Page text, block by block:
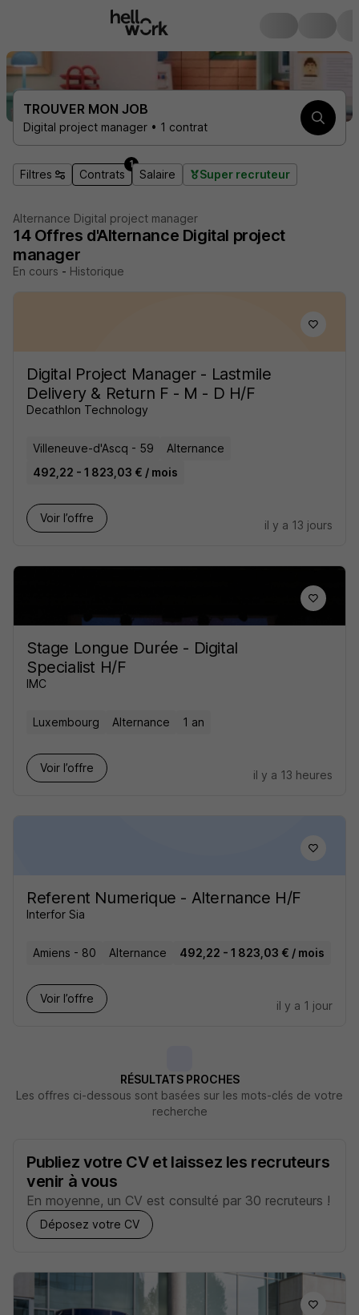
TROUVER MON JOB
Digital project manager • 1 contrat
Filtres Contrats
1
Salaire Super recruteur
Alternance Digital project manager
14 Offres d'Alternance Digital project
manager
En cours - Historique
Digital Project Manager - Lastmile
Delivery & Return F - M - D H/F
Decathlon Technology
Villeneuve-d'Ascq - 59
Alternance
492,22 - 1 823,03 € / mois
Voir l’offre
il y a 13 jours
Stage Longue Durée - Digital
Specialist H/F
IMC
Luxembourg Alternance 1 an
Voir l’offre
il y a 13 heures
Referent Numerique - Alternance H/F
Interfor Sia
Amiens - 80 Alternance 492,22 - 1 823,03 € / mois
Voir l’offre
il y a 1 jour
RÉSULTATS PROCHES
Les offres ci-dessous sont basées sur les mots-clés de votre
recherche
Publiez votre CV et laissez les recruteurs
venir à vous
En moyenne, un CV est consulté par 30 recruteurs !
Déposez votre CV